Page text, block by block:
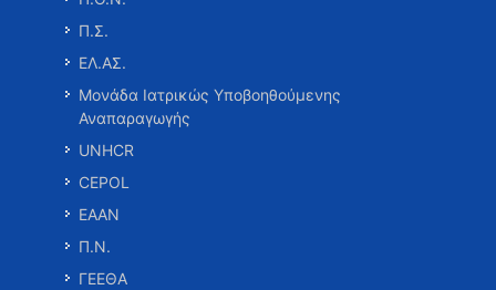
Π.Σ.
ΕΛ.ΑΣ.
Μονάδα Ιατρικώς Υποβοηθούμενης
Αναπαραγωγής
UNHCR
CEPOL
ΕΑΑΝ
Π.Ν.
ΓΕΕΘΑ